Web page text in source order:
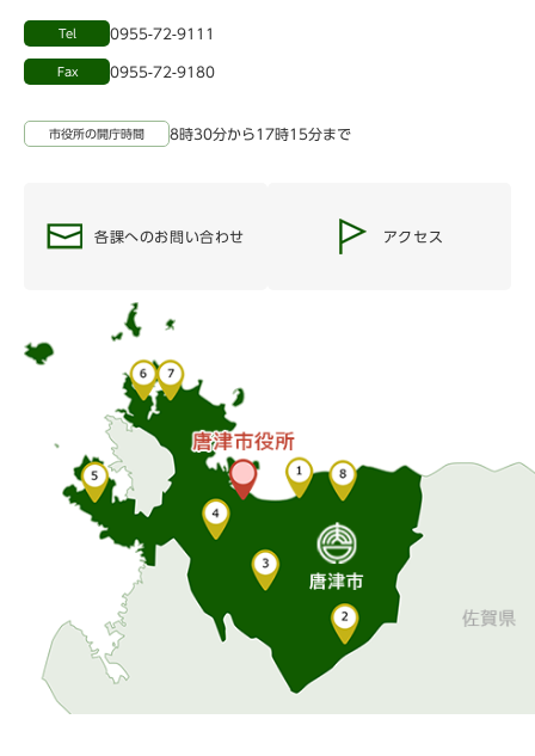
Tel 0955-72-9111
Fax 0955-72-9180
市役所の開庁時間 8時30分から17時15分まで
各課へのお問い合わせ アクセス